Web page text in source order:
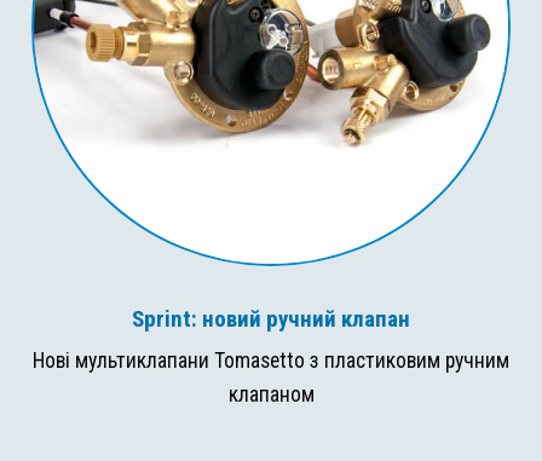
Sprint: новий ручний клапан
Нові мультиклапани Tomasetto з пластиковим ручним
клапаном